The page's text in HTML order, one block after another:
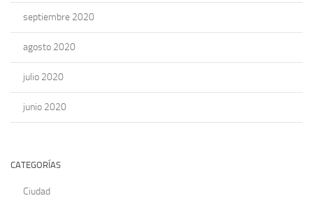
septiembre 2020
agosto 2020
julio 2020
junio 2020
CATEGORÍAS
Ciudad